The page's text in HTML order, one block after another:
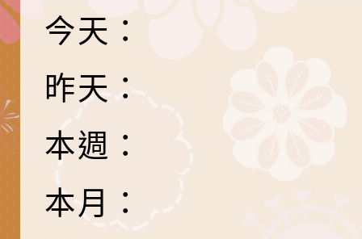
擬舉辦『教出會思考
向AI對親子關係的挑
桃園市八德區大成國
藝術才能音樂班鑑定
長說明會
站學生心理關懷平臺
桃園市平鎮區忠貞國
辦「桃園市115學年
藝術才能國樂班鑑定
長說明會
轉知國立高雄師範大
「2026全國特殊教
學術研討會」暨徵稿
函轉內政部檢送修正
反詐宣導影片連結一
函轉內政部為強化社
今天：
昨天：
本週：
本月：